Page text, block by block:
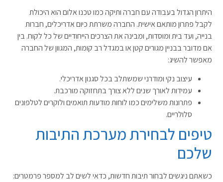
היתרון הגדול בעבודה עם חברה ותיקה כמו טכנו אלום הוא היכולת
לקבל פתרון מותאם אישית. החברה משרתת כיום אדריכלים, חברות
בנייה, ועד בית ומוסדות, ומבינה את הצרכים הייחודיים של כל לקוח. בין
אם מדובר בבניין מגורים קטן או במגדל רב קומות, המגוון של החברה
מאפשר להשיג:
עיצוב נקי ומודרני שמשתלב בכל סגנון אדריכלי.
עמידות לאורך שנים ללא צורך בתחזוקה מורכבת.
פתרונות משלימים כמו לוחות מודעות תואמים ולוקרים לטלפונים
סלולריים.
טיפים לבחירת מערכת התיבות
שלכם
כשאתם ניגשים לבחור תיבות חדשות, כדאי לשים לב למספר פרמטרים: